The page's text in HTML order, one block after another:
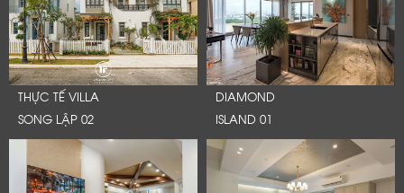
THỰC TẾ VILLA
SONG LẬP 02
DIAMOND
ISLAND 01